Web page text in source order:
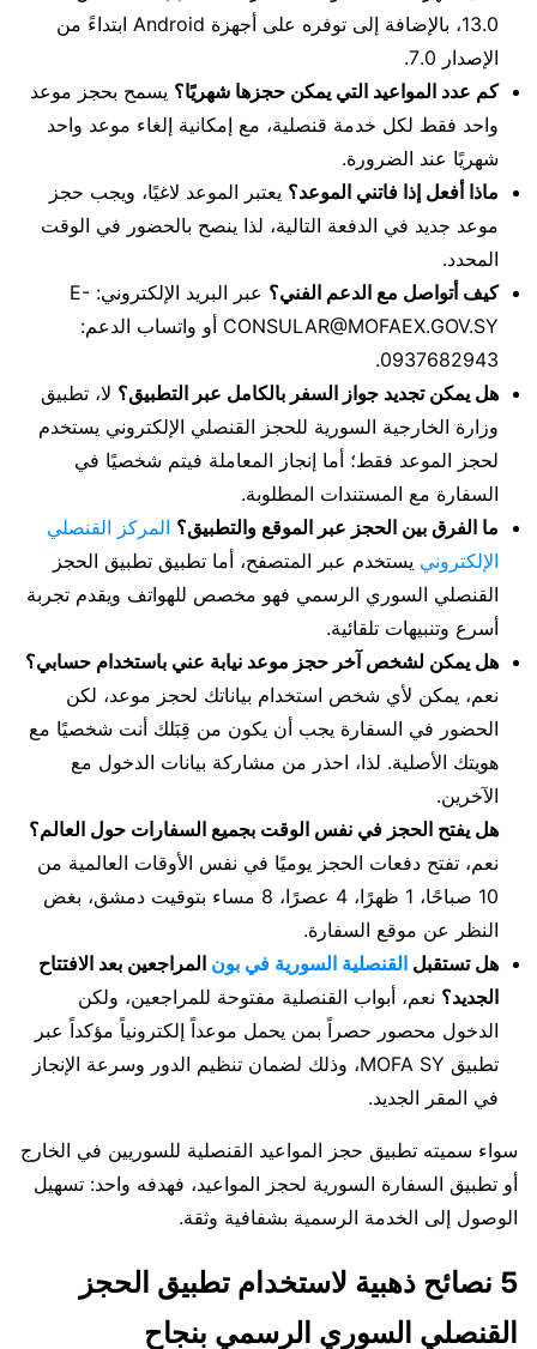
13.0، بالإضافة إلى توفره على أجهزة Android ابتداءً من
الإصدار 7.0.
كم عدد المواعيد التي يمكن حجزها شهريًا؟ يسمح بحجز موعد
واحد فقط لكل خدمة قنصلية، مع إمكانية إلغاء موعد واحد
شهريًا عند الضرورة.
ماذا أفعل إذا فاتني الموعد؟ يعتبر الموعد لاغيًا، ويجب حجز
موعد جديد في الدفعة التالية، لذا ينصح بالحضور في الوقت
المحدد.
كيف أتواصل مع الدعم الفني؟
عبر البريد الإلكتروني: E-
CONSULAR@MOFAEX.GOV.SY أو واتساب الدعم:
0937682943.
هل يمكن تجديد جواز السفر بالكامل عبر التطبيق؟ لا، تطبيق
وزارة الخارجية السورية للحجز القنصلي الإلكتروني يستخدم
لحجز الموعد فقط؛ أما إنجاز المعاملة فيتم شخصيًا في
السفارة مع المستندات المطلوبة.
ما الفرق بين الحجز عبر الموقع والتطبيق؟ المركز القنصلي
الإلكتروني يستخدم عبر المتصفح، أما تطبيق تطبيق الحجز
القنصلي السوري الرسمي فهو مخصص للهواتف ويقدم تجربة
أسرع وتنبيهات تلقائية.
هل يمكن لشخص آخر حجز موعد نيابة عني باستخدام حسابي؟
نعم، يمكن لأي شخص استخدام بياناتك لحجز موعد، لكن
الحضور في السفارة يجب أن يكون من قِبَلك أنت شخصيًا مع
هويتك الأصلية. لذا، احذر من مشاركة بيانات الدخول مع
الآخرين.
هل يفتح الحجز في نفس الوقت بجميع السفارات حول العالم؟
نعم، تفتح دفعات الحجز يوميًا في نفس الأوقات العالمية من
10 صباحًا، 1 ظهرًا، 4 عصرًا، 8 مساء بتوقيت دمشق، بغض
النظر عن موقع السفارة.
هل تستقبل القنصلية السورية في بون المراجعين بعد الافتتاح
الجديد؟ نعم، أبواب القنصلية مفتوحة للمراجعين، ولكن
الدخول محصور حصراً بمن يحمل موعداً إلكترونياً مؤكداً عبر
تطبيق MOFA SY، وذلك لضمان تنظيم الدور وسرعة الإنجاز
في المقر الجديد.
سواء سميته تطبيق حجز المواعيد القنصلية للسوريين في الخارج
أو تطبيق السفارة السورية لحجز المواعيد، فهدفه واحد: تسهيل
الوصول إلى الخدمة الرسمية بشفافية وثقة.
5 نصائح ذهبية لاستخدام تطبيق الحجز
القنصلي السوري الرسمي بنجاح